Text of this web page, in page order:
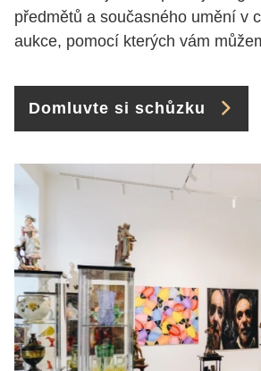
předmětů a současného umění v
aukce, pomocí kterých vám
Domluvte si schůzku